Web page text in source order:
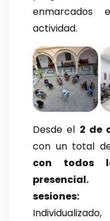
enmarcados
actividad.
Desde el 2 de
con un total
con todos
presencial.